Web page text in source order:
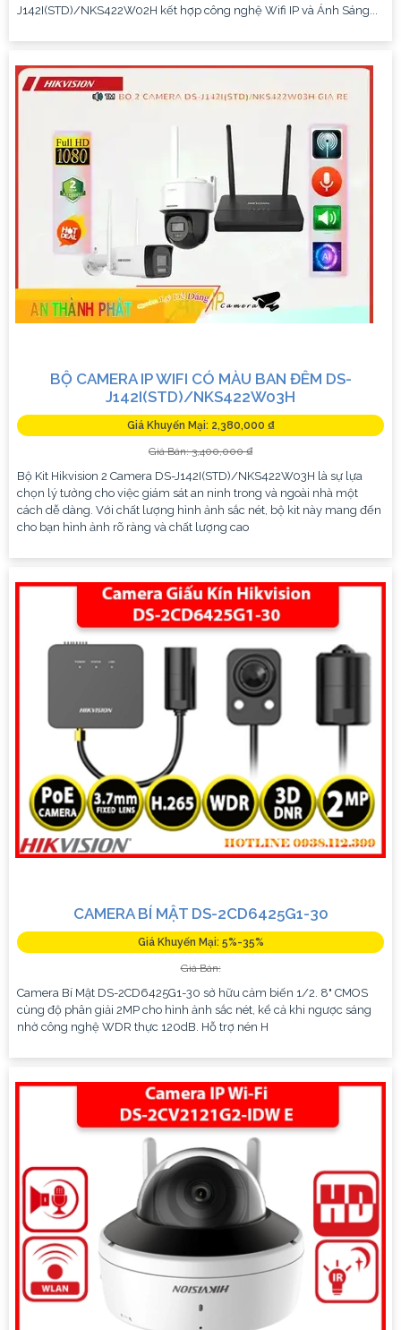
J142I(STD)/NKS422W02H kết hợp công nghệ Wifi IP và Ánh Sáng...
BỘ CAMERA IP WIFI CÓ MÀU BAN ĐÊM DS-
J142I(STD)/NKS422W03H
Giá Khuyến Mại: 2,380,000 ₫
Giá Bán: 3,400,000 ₫
Bộ Kit Hikvision 2 Camera DS-J142I(STD)/NKS422W03H là sự lựa
chọn lý tưởng cho việc giám sát an ninh trong và ngoài nhà một
cách dễ dàng. Với chất lượng hình ảnh sắc nét, bộ kit này mang đến
cho bạn hình ảnh rõ ràng và chất lượng cao
CAMERA BÍ MẬT DS-2CD6425G1-30
Giá Khuyến Mại: 5%-35%
Giá Bán:
Camera Bí Mật DS-2CD6425G1-30 sở hữu cảm biến 1/2. 8" CMOS
cùng độ phân giải 2MP cho hình ảnh sắc nét, kể cả khi ngược sáng
nhờ công nghệ WDR thực 120dB. Hỗ trợ nén H